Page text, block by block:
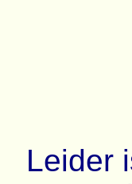
Leider